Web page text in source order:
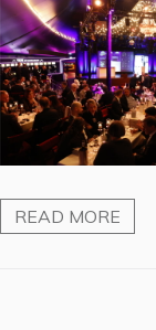
READ MORE